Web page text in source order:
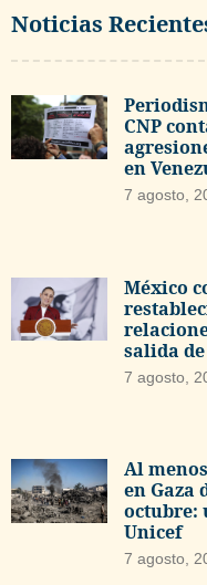
Noticias
CNP
en
7 agosto,
México
salida de
7 agosto,
Al
en Gaza
octubre:
Unicef
7 agosto,